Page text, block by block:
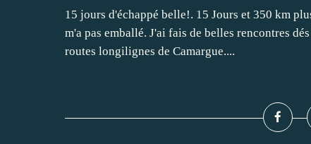
15 jours d'échappé belle!. 15 Jours et 350 km
m'a pas emballé. J'ai fais de belles rencontres
routes longilignes de Camargue....